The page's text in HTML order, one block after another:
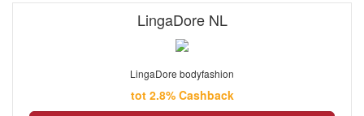
LingaDore NL
LingaDore bodyfashion
tot 2.8% Cashback